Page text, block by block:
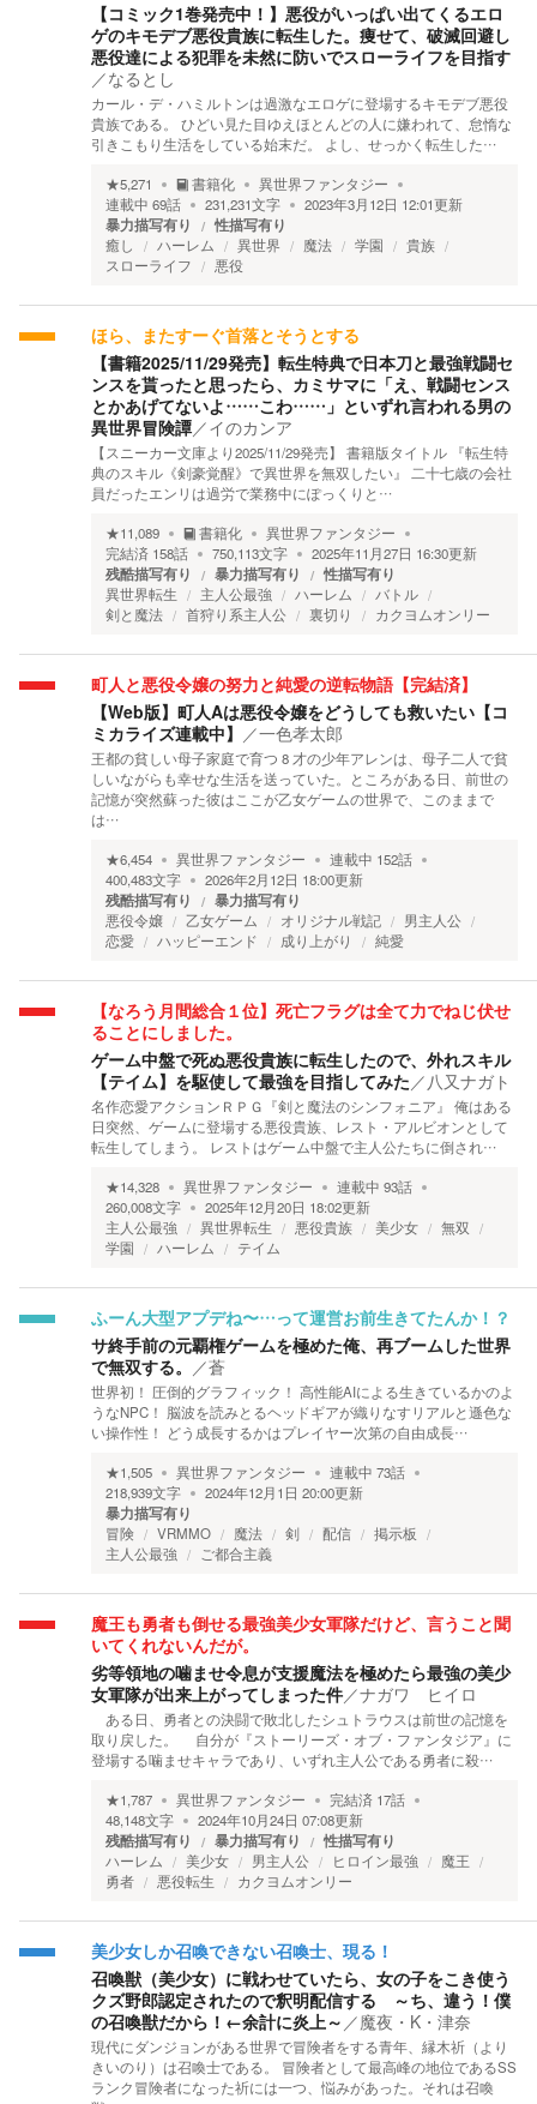
【コミック1巻発売中！】悪役がいっぱい出てくるエロ
ゲのキモデブ悪役貴族に転生した。痩せて、破滅回避し
悪役達による犯罪を未然に防いでスローライフを目指す
／なるとし
カール・デ・ハミルトンは過激なエロゲに登場するキモデブ悪役
貴族である。 ひどい見た目ゆえほとんどの人に嫌われて、怠惰な
引きこもり生活をしている始末だ。 よし、せっかく転生した…
★5,271 書籍化
異世界ファンタジー
連載中 69話 231,231文字 2023年3月12日 12:01更新
暴力描写有り 性描写有り
癒し ハーレム 異世界 魔法 学園
貴族
スローライフ
悪役
ほら、またすーぐ首落とそうとする
【書籍2025/11/29発売】転生特典で日本刀と最強戦闘セ
ンスを貰ったと思ったら、カミサマに「え、戦闘センス
とかあげてないよ……こわ……」といずれ言われる男の
異世界冒険譚／イのカンア
【スニーカー文庫より2025/11/29発売】 書籍版タイトル 『転生特
典のスキル《剣豪覚醒》で異世界を無双したい』 二十七歳の会社
員だったエンリは過労で業務中にぽっくりと…
★11,089 書籍化
異世界ファンタジー
完結済 158話 750,113文字 2025年11月27日 16:30更新
残酷描写有り 暴力描写有り 性描写有り
異世界転生 主人公最強 ハーレム
バトル
剣と魔法
首狩り系主人公 裏切り カクヨムオンリー
町人と悪役令嬢の努力と純愛の逆転物語【完結済】
【Web版】町人Aは悪役令嬢をどうしても救いたい【コ
ミカライズ連載中】 ／一色孝太郎
王都の貧しい母子家庭で育つ 8 才の少年アレンは、母子二人で貧
しいながらも幸せな生活を送っていた。ところがある日、前世の
記憶が突然蘇った彼はここが乙女ゲームの世界で、このままで
は…
★6,454 異世界ファンタジー 連載中 152話
400,483文字 2026年2月12日 18:00更新
残酷描写有り 暴力描写有り
悪役令嬢 乙女ゲーム オリジナル戦記
男主人公
恋愛
ハッピーエンド 成り上がり 純愛
【なろう月間総合１位】死亡フラグは全て力でねじ伏せ
ることにしました。
ゲーム中盤で死ぬ悪役貴族に転生したので、外れスキル
【テイム】を駆使して最強を目指してみた／ 八又ナガト
名作恋愛アクションＲＰＧ『剣と魔法のシンフォニア』 俺はある
日突然、ゲームに登場する悪役貴族、レスト・アルビオンとして
転生してしまう。 レストはゲーム中盤で主人公たちに倒され…
★14,328 異世界ファンタジー 連載中 93話
260,008文字 2025年12月20日 18:02更新
主人公最強
異世界転生 悪役貴族 美少女
無双
学園
ハーレム テイム
ふーん大型アプデね〜…って運営お前生きてたんか！？
サ終手前の元覇権ゲームを極めた俺、再ブームした世界
で無双する。 ／蒼
世界初！ 圧倒的グラフィック！ 高性能AIによる生きているかのよ
うなNPC！ 脳波を読みとるヘッドギアが織りなすリアルと遜色な
い操作性！ どう成長するかはプレイヤー次第の自由成長…
★1,505 異世界ファンタジー 連載中 73話
218,939文字 2024年12月1日 20:00更新
暴力描写有り
冒険 VRMMO 魔法 剣 配信
掲示板
主人公最強
ご都合主義
魔王も勇者も倒せる最強美少女軍隊だけど、言うこと聞
いてくれないんだが。
劣等領地の噛ませ令息が支援魔法を極めたら最強の美少
女軍隊が出来上がってしまった件／ナガワ ヒイロ
ある日、勇者との決闘で敗北したシュトラウスは前世の記憶を
取り戻した。 自分が『ストーリーズ・オブ・ファンタジア』に
登場する噛ませキャラであり、いずれ主人公である勇者に殺…
★1,787 異世界ファンタジー 完結済 17話
48,148文字 2024年10月24日 07:08更新
残酷描写有り 暴力描写有り 性描写有り
ハーレム 美少女 男主人公 ヒロイン最強
魔王
勇者
悪役転生 カクヨムオンリー
美少女しか召喚できない召喚士、現る！
召喚獣（美少女）に戦わせていたら、女の子をこき使う
クズ野郎認定されたので釈明配信する ～ち、違う！僕
の召喚獣だから！←余計に炎上～ ／魔夜・K・津奈
現代にダンジョンがある世界で冒険者をする青年、縁木祈（より
きいのり）は召喚士である。 冒険者として最高峰の地位であるSS
ランク冒険者になった祈には一つ、悩みがあった。それは召喚